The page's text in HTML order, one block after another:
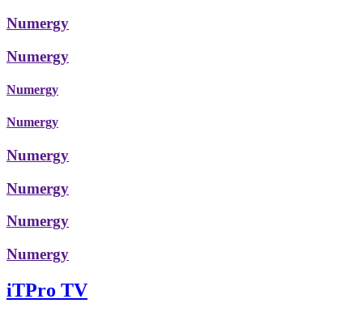
Numergy
Numergy
Numergy
Numergy
Numergy
Numergy
Numergy
Numergy
iTPro TV